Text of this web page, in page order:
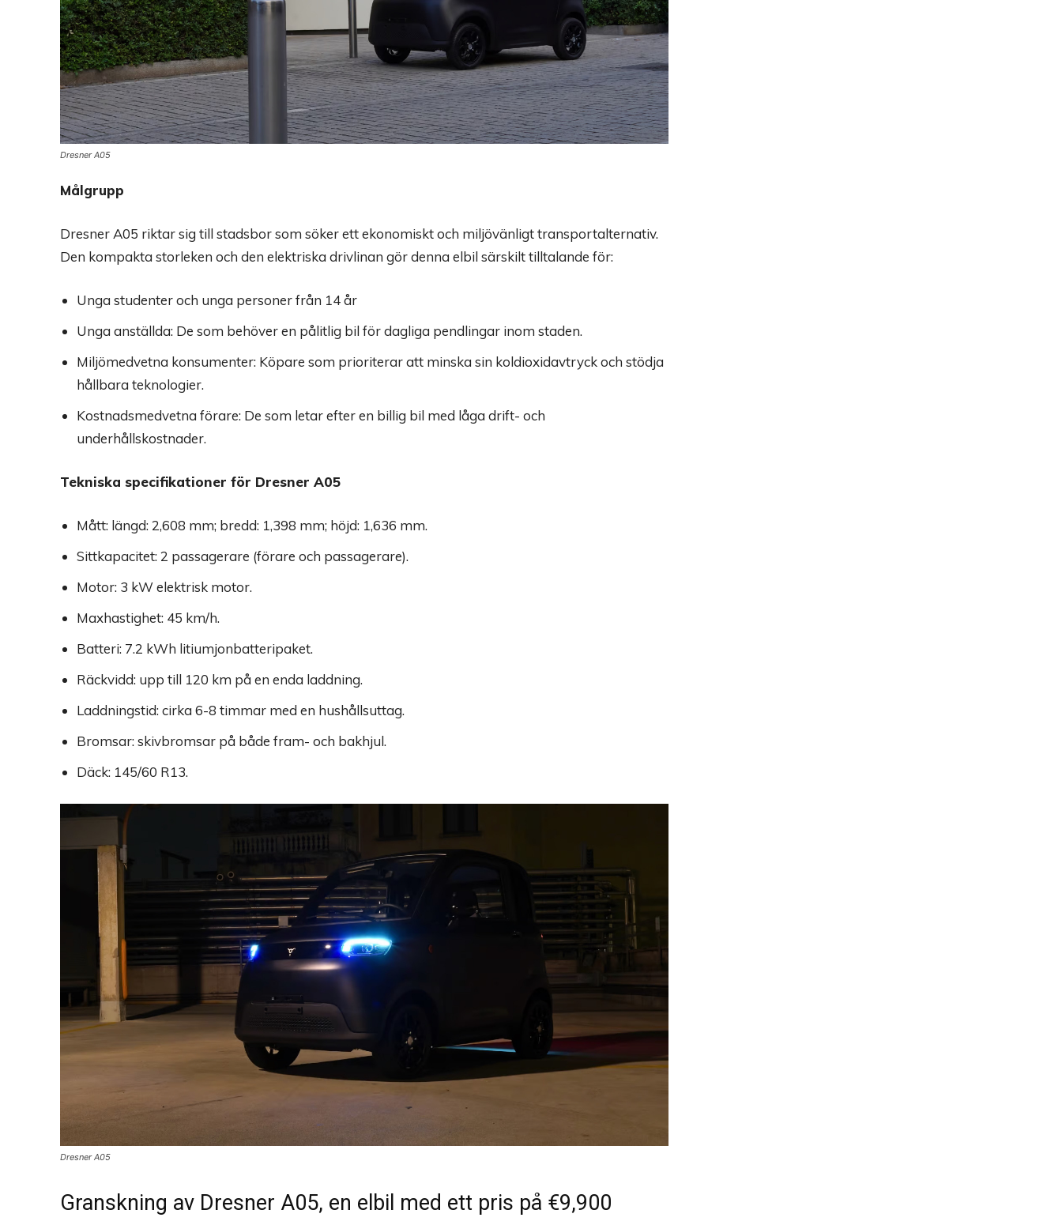
Dresner A05
Målgrupp
Dresner A05 riktar sig till stadsbor som söker ett ekonomiskt och miljövänligt transportalternativ.
Den kompakta storleken och den elektriska drivlinan gör denna elbil särskilt tilltalande för:
Unga studenter och unga personer från 14 år
Unga anställda: De som behöver en pålitlig bil för dagliga pendlingar inom staden.
Miljömedvetna konsumenter: Köpare som prioriterar att minska sin koldioxidavtryck och stödja
hållbara teknologier.
Kostnadsmedvetna förare: De som letar efter en billig bil med låga drift- och
underhållskostnader.
Tekniska specifikationer för Dresner A05
Mått: längd: 2,608 mm; bredd: 1,398 mm; höjd: 1,636 mm.
Sittkapacitet: 2 passagerare (förare och passagerare).
Motor: 3 kW elektrisk motor.
Maxhastighet: 45 km/h.
Batteri: 7.2 kWh litiumjonbatteripaket.
Räckvidd: upp till 120 km på en enda laddning.
Laddningstid: cirka 6-8 timmar med en hushållsuttag.
Bromsar: skivbromsar på både fram- och bakhjul.
Däck: 145/60 R13.
Dresner A05
Granskning av Dresner A05, en elbil med ett pris på €9,900